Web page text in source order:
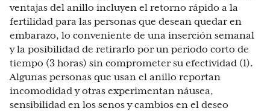
ventajas del anillo incluyen el retorno rápido a la
fertilidad para las personas que desean quedar en
embarazo, lo conveniente de una inserción semanal
y la posibilidad de retirarlo por un periodo corto de
tiempo (3 horas) sin comprometer su efectividad (1).
Algunas personas que usan el anillo reportan
incomodidad y otras experimentan náusea,
sensibilidad en los senos y cambios en el deseo